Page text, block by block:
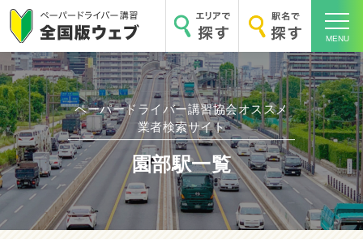
MENU
ホーム
エリアで探す
ペーパードライバー講習協会オススメ
業者検索サイト
園部駅一覧